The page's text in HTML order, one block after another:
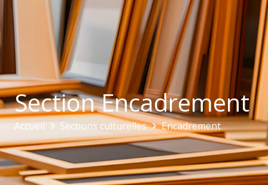
Section Encadrement
Accueil Sections culturelles Encadrement